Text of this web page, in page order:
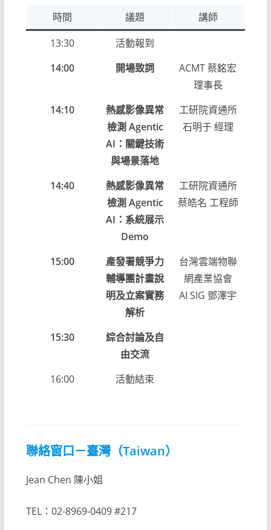
時間 議題
講師
13:30
活動報到
14:00
開場致詞
ACMT 蔡銘宏
理事長
14:10
熱感影像異常
檢測 Agentic
AI：關鍵技術
與場景落地
工研院資通所
石明于 經理
14:40
熱感影像異常
檢測 Agentic
AI：系統展示
Demo
工研院資通所
蔡皓名 工程師
15:00
產發署競爭力
輔導團計畫說
明及立案實務
解析
台灣雲端物聯
網產業協會
AI SIG 鄧澤宇
15:30
綜合討論及自
由交流
16:00
活動結束
聯絡窗口－臺灣（Taiwan）
Jean Chen 陳小姐
TEL：02-8969-0409 #217